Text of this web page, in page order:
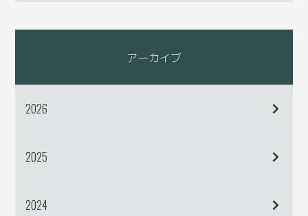
アーカイブ
2026
2025
2024